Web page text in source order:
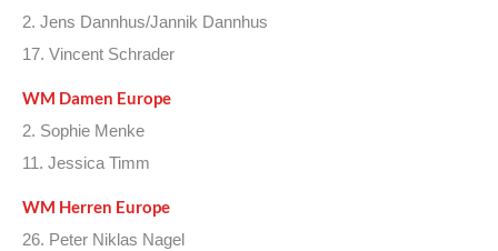
2. Jens Dannhus/Jannik Dannhus
17. Vincent Schrader
WM Damen Europe
2. Sophie Menke
11. Jessica Timm
WM Herren Europe
26. Peter Niklas Nagel